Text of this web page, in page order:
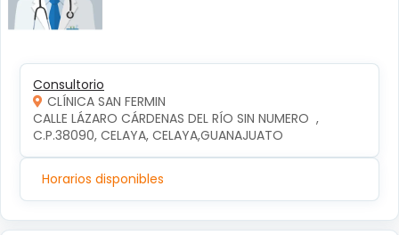
Consultorio
CLÍNICA SAN FERMIN
CALLE LÁZARO CÁRDENAS DEL RÍO SIN NUMERO  ,
C.P.38090, CELAYA, CELAYA,GUANAJUATO
Horarios disponibles